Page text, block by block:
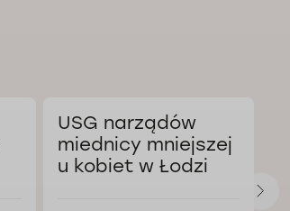
USG narządów
miednicy mniejszej
u kobiet w Łodzi